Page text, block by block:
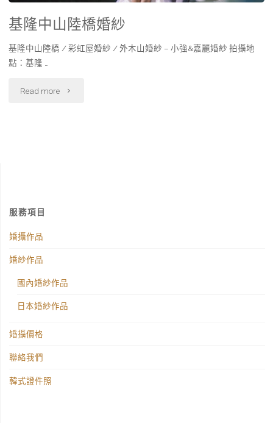
基隆中山陸橋婚紗
基隆中山陸橋 / 彩虹屋婚紗 / 外木山婚紗 – 小強&嘉麗婚紗 拍攝地
點：基隆 …
Read more
服務項目
婚攝作品
婚紗作品
國內婚紗作品
日本婚紗作品
婚攝價格
聯絡我們
韓式證件照